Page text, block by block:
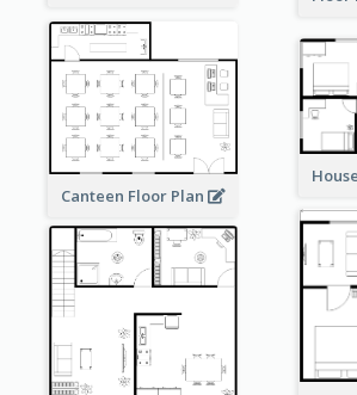
Canteen Floor Plan